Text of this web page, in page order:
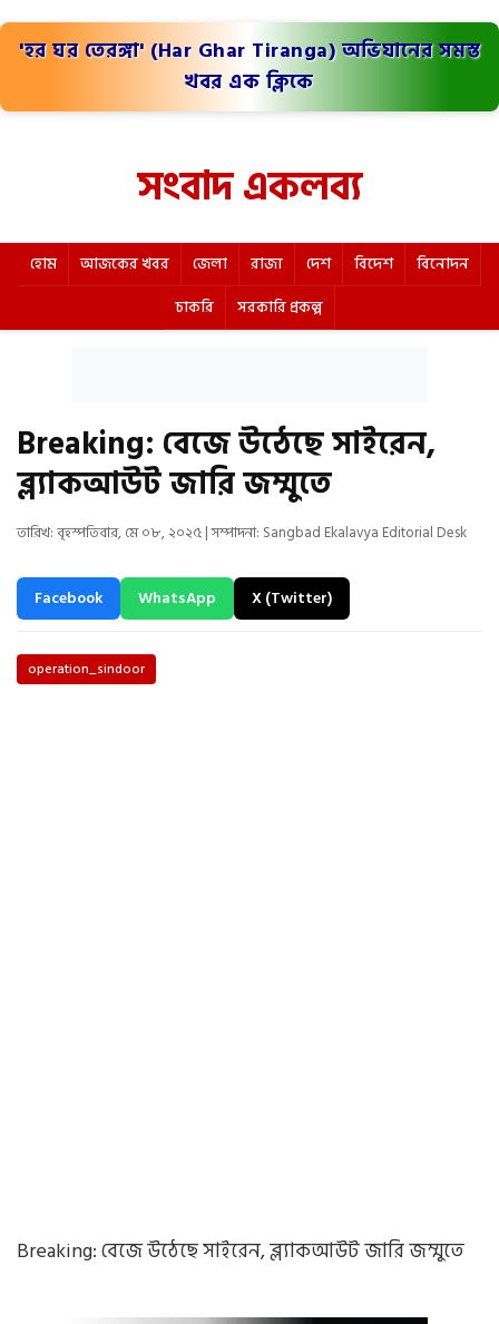
'হর ঘর তেরঙ্গা' (Har Ghar Tiranga) অভিযানের সমস্ত
খবর এক ক্লিকে
সংবাদ একলব্য
হোম আজকের খবর জেলা রাজ্য দেশ বিদেশ
বিনোদন
চাকরি
সরকারি প্রকল্প
Breaking: বেজে উঠেছে সাইরেন,
ব্ল্যাকআউট জারি জম্মুতে
তারিখ: বৃহস্পতিবার, মে ০৮, ২০২৫ | সম্পাদনা: Sangbad Ekalavya Editorial Desk
Facebook WhatsApp X (Twitter)
operation_sindoor
Breaking: বেজে উঠেছে সাইরেন, ব্ল্যাকআউট জারি জম্মুতে